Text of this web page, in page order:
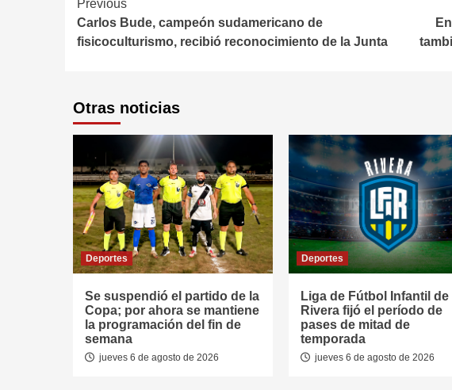
Continue
Reading
Previous
Carlos Bude, campeón sudamericano de
fisicoculturismo, recibió reconocimiento de la Junta
Otras noticias
Deportes
Se suspendió el partido de la
Copa; por ahora se mantiene
la programación del fin de
semana
jueves 6 de agosto de 2026
Deportes
Liga de Fútbol Infantil de
Rivera fijó el período de
pases de mitad de
temporada
jueves 6 de agosto de 2026